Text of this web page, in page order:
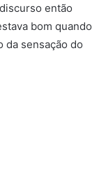
então
bom quando
da sensação do